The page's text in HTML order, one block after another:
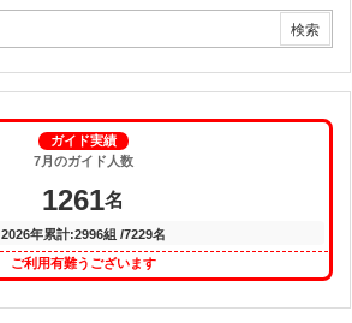
ガイド実績
7月のガイド人数
1261名
2026年累計:2996組 /7229名
ご利用有難うございます